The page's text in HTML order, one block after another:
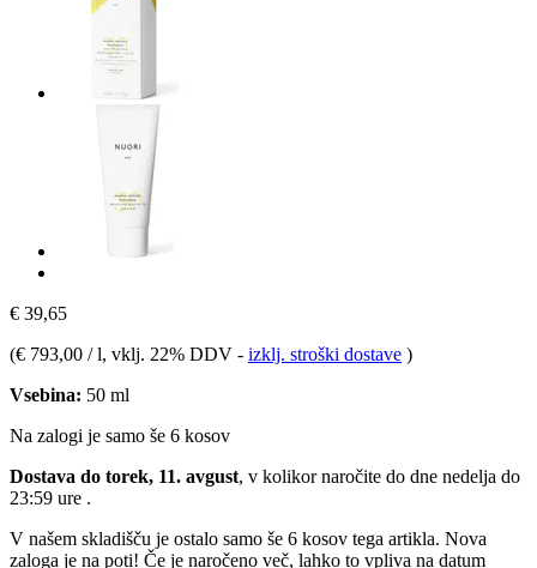
€ 39,65
(€ 793,00 / l, vklj. 22% DDV - izklj. stroški dostave )
Vsebina: 50 ml
Na zalogi je samo še 6 kosov
Dostava do torek, 11. avgust, v kolikor naročite do dne nedelja do
23:59 ure .
V našem skladišču je ostalo samo še 6 kosov tega artikla. Nova
zaloga je na poti! Če je naročeno več, lahko to vpliva na datum